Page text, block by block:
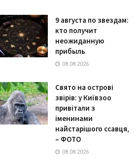
9 августа по звездам:
кто получит
неожиданную
прибыль
08.08.2026
Свято на острові
звірів: у Київзоо
привітали з
іменинами
найстарішого ссавця,
– ФОТО
08.08.2026